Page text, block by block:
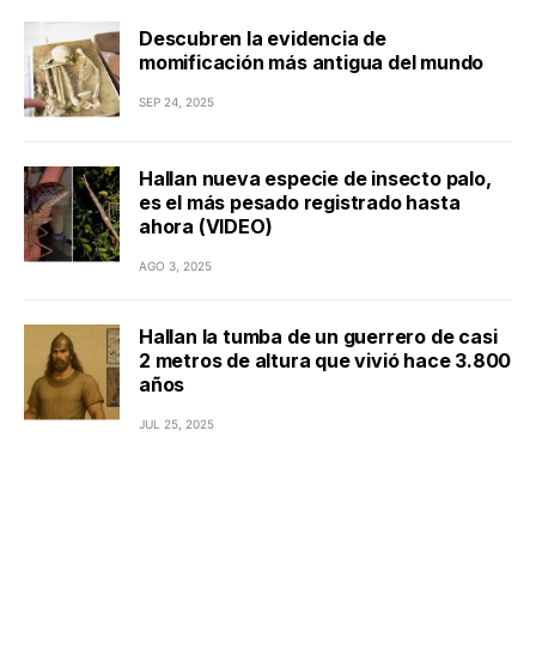
Descubren la evidencia de
momificación más antigua del mundo
SEP 24, 2025
Hallan nueva especie de insecto palo,
es el más pesado registrado hasta
ahora (VIDEO)
AGO 3, 2025
Hallan la tumba de un guerrero de casi
2 metros de altura que vivió hace 3.800
años
JUL 25, 2025